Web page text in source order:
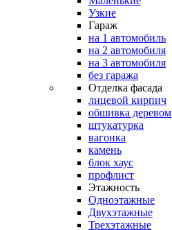
Узкие
Гараж
на 1 автомобиль
на 2 автомобиля
на 3 автомобиля
без гаража
Отделка фасада
лицевой кирпич
обшивка деревом
штукатурка
вагонка
камень
блок хаус
профлист
Этажность
Одноэтажные
Двухэтажные
Трехэтажные